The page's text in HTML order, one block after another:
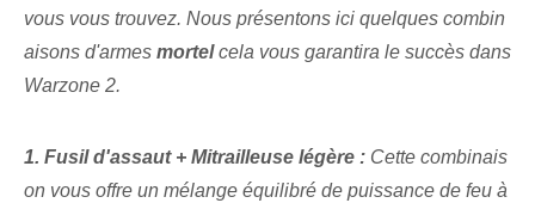
vous vous trouvez. ​Nous présentons ici quelques combin
aisons d'armes⁣ mortelcela vous garantira le succès dans
Warzone ‌2.
1. Fusil d'assaut + Mitrailleuse légère : Cette combinais
on vous offre un mélange équilibré de puissance de feu à